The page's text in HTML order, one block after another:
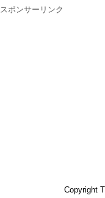
スポンサーリンク
Copyright